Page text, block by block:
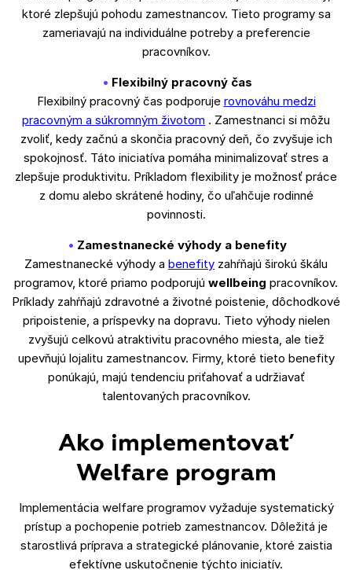
ktoré zlepšujú pohodu zamestnancov. Tieto programy sa
zameriavajú na individuálne potreby a preferencie
pracovníkov.
Flexibilný pracovný čas
Flexibilný pracovný čas podporuje rovnováhu medzi
pracovným a súkromným životom . Zamestnanci si môžu
zvoliť, kedy začnú a skončia pracovný deň, čo zvyšuje ich
spokojnosť. Táto iniciatíva pomáha minimalizovať stres a
zlepšuje produktivitu. Príkladom flexibility je možnosť práce
z domu alebo skrátené hodiny, čo uľahčuje rodinné
povinnosti.
Zamestnanecké výhody a benefity
Zamestnanecké výhody a benefity zahŕňajú širokú škálu
programov, ktoré priamo podporujú wellbeing pracovníkov.
Príklady zahŕňajú zdravotné a životné poistenie, dôchodkové
pripoistenie, a príspevky na dopravu. Tieto výhody nielen
zvyšujú celkovú atraktivitu pracovného miesta, ale tiež
upevňujú lojalitu zamestnancov. Firmy, ktoré tieto benefity
ponúkajú, majú tendenciu priťahovať a udržiavať
talentovaných pracovníkov.
Ako implementovať
Welfare program
Implementácia welfare programov vyžaduje systematický
prístup a pochopenie potrieb zamestnancov. Dôležitá je
starostlivá príprava a strategické plánovanie, ktoré zaistia
efektívne uskutočnenie týchto iniciatív.